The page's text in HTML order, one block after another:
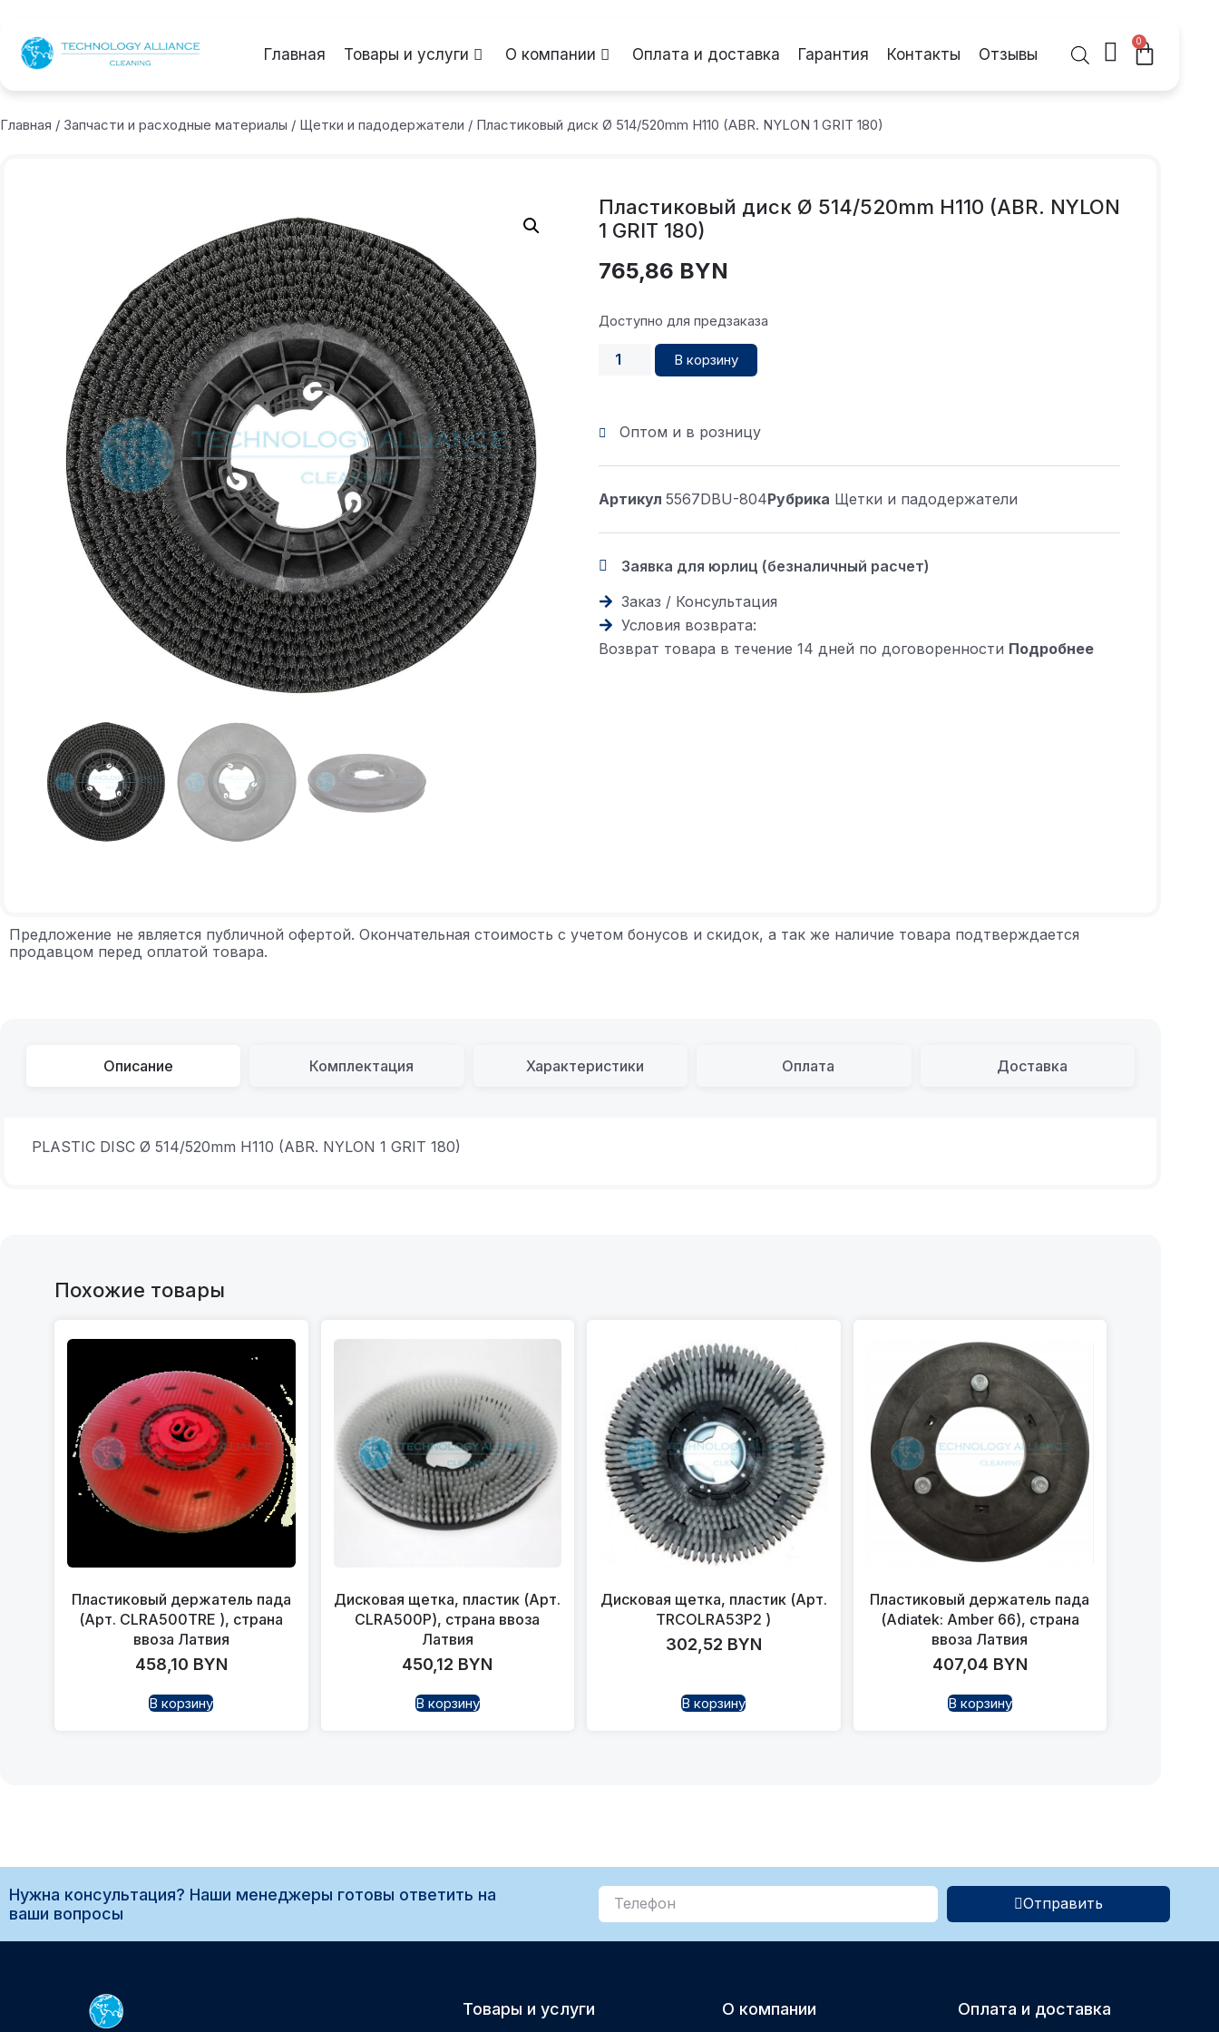
Главная Товары и услуги О компании Оплата и доставка Гарантия Контакты Отзывы
0
Главная / Запчасти и расходные материалы / Щетки и падодержатели / Пластиковый диск Ø 514/520mm H110 (ABR. NYLON 1 GRIT 180)
Пластиковый диск Ø 514/520mm H110 (ABR. NYLON
1 GRIT 180)
765,86 BYN
Доступно для предзаказа
В корзину
Оптом и в розницу
Артикул 5567DBU-804Рубрика Щетки и падодержатели
Заявка для юрлиц (безналичный расчет)
Заказ / Консультация
Условия возврата:
Возврат товара в течение 14 дней по договоренности Подробнее
Предложение не является публичной офертой. Окончательная стоимость с учетом бонусов и скидок, а так же наличие товара подтверждается
продавцом перед оплатой товара.
Описание Комплектация Характеристики Оплата Доставка
PLASTIC DISC Ø 514/520mm H110 (ABR. NYLON 1 GRIT 180)
Похожие товары
Пластиковый держатель пада
(Арт. CLRA500TRE ), страна
ввоза Латвия
458,10 BYN
В корзину
Дисковая щетка, пластик (Арт.
CLRA500P), страна ввоза
Латвия
450,12 BYN
В корзину
Дисковая щетка, пластик (Арт.
TRCOLRA53P2 )
302,52 BYN
В корзину
Пластиковый держатель пада
(Adiatek: Amber 66), страна
ввоза Латвия
407,04 BYN
В корзину
Нужна консультация? Наши менеджеры готовы ответить на
ваши вопросы
Отправить
Товары и услуги О компании Оплата и доставка